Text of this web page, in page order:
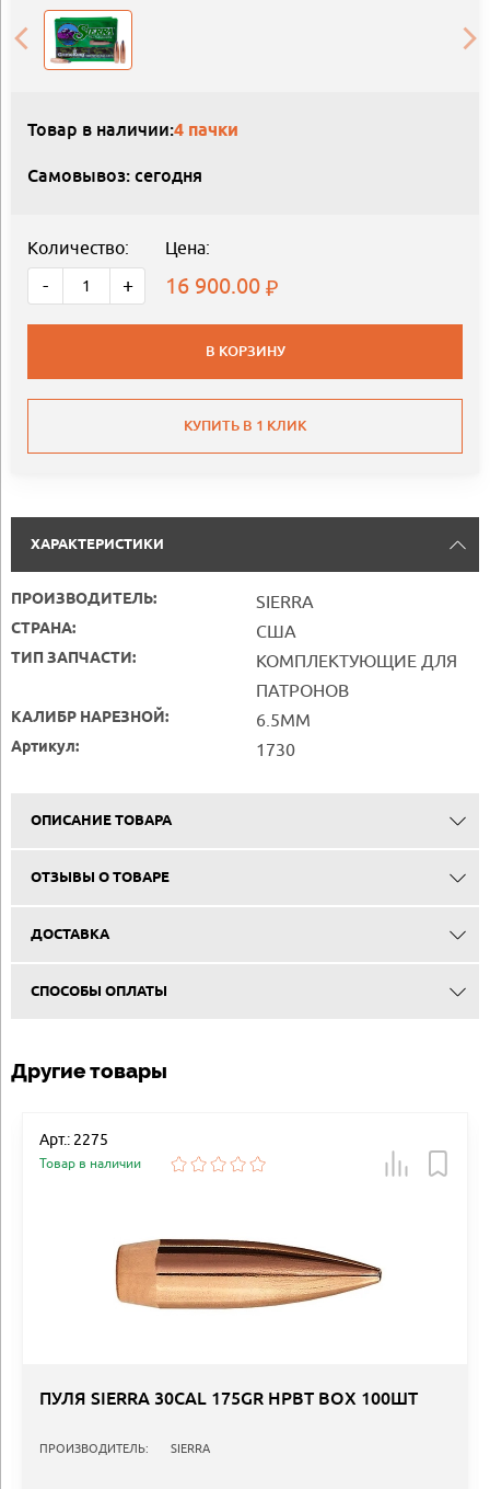
Товар в наличии:4 пачки
Самовывоз: сегодня
Количество:
- +
Цена:
16 900.00
В КОРЗИНУ
КУПИТЬ В 1 КЛИК
ХАРАКТЕРИСТИКИ
ПРОИЗВОДИТЕЛЬ: SIERRA
СТРАНА: США
ТИП ЗАПЧАСТИ:
КОМПЛЕКТУЮЩИЕ ДЛЯ
ПАТРОНОВ
КАЛИБР НАРЕЗНОЙ: 6.5MM
Артикул: 1730
ОПИСАНИЕ ТОВАРА
ОТЗЫВЫ О ТОВАРЕ
ДОСТАВКА
СПОСОБЫ ОПЛАТЫ
Другие товары
Арт.: 2275
Товар в наличии
ПУЛЯ SIERRA 30CAL 175GR HPBT BOX 100ШТ
ПРОИЗВОДИТЕЛЬ: SIERRA